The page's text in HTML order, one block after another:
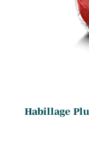
Habillage